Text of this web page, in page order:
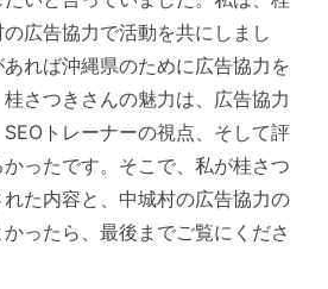
広告協力で活動を共にしまし
れば沖縄県のために広告協力を
さつきさんの魅力は、広告協力
トレーナーの視点、そして評
ったです。そこで、私が桂さつ
た内容と、中城村の広告協力の
ったら、最後までご覧にくださ